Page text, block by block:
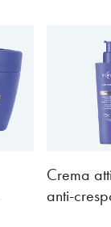
Crema
anti-